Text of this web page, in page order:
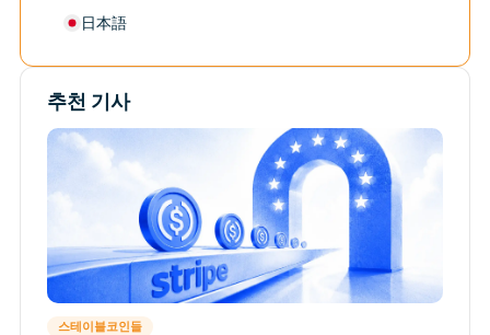
日本語
추천 기사
스테이블코인들